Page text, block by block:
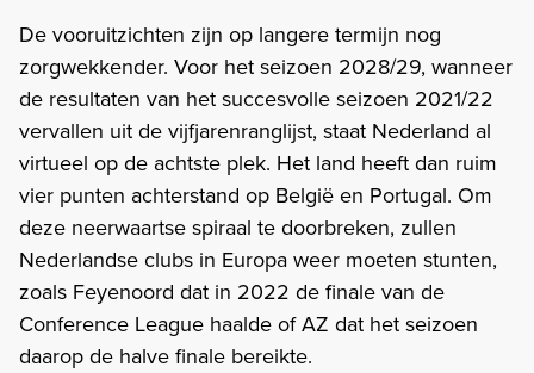
De vooruitzichten zijn op langere termijn nog
zorgwekkender. Voor het seizoen 2028/29, wanneer
de resultaten van het succesvolle seizoen 2021/22
vervallen uit de vijfjarenranglijst, staat Nederland al
virtueel op de achtste plek. Het land heeft dan ruim
vier punten achterstand op België en Portugal. Om
deze neerwaartse spiraal te doorbreken, zullen
Nederlandse clubs in Europa weer moeten stunten,
zoals Feyenoord dat in 2022 de finale van de
Conference League haalde of AZ dat het seizoen
daarop de halve finale bereikte.